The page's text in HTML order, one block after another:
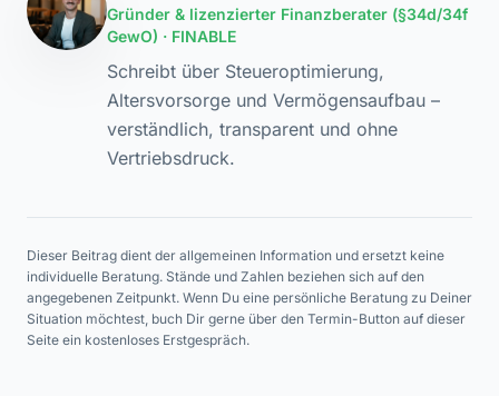
Gründer & lizenzierter Finanzberater (§34d/34f
GewO) · FINABLE
Schreibt über Steueroptimierung,
Altersvorsorge und Vermögensaufbau –
verständlich, transparent und ohne
Vertriebsdruck.
Dieser Beitrag dient der allgemeinen Information und ersetzt keine
individuelle Beratung. Stände und Zahlen beziehen sich auf den
angegebenen Zeitpunkt. Wenn Du eine persönliche Beratung zu Deiner
Situation möchtest, buch Dir gerne über den Termin-Button auf dieser
Seite ein kostenloses Erstgespräch.